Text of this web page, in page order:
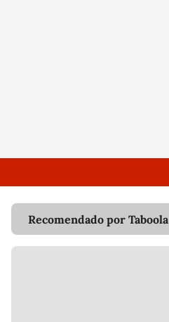
Recomendado por Taboola